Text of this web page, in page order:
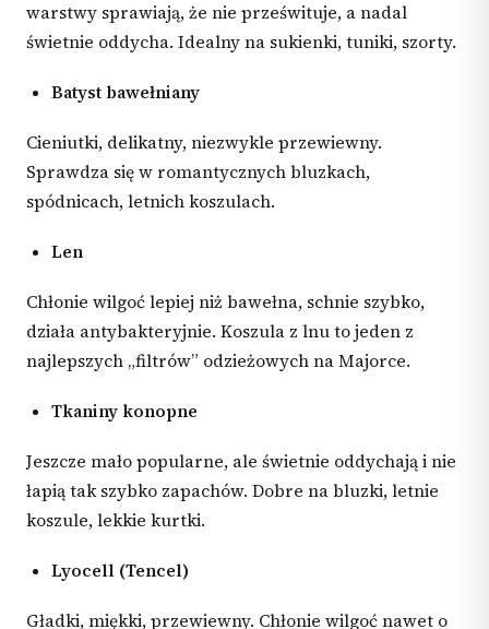
warstwy sprawiają, że nie prześwituje, a nadal
świetnie oddycha. Idealny na sukienki, tuniki, szorty.
Batyst bawełniany
Cieniutki, delikatny, niezwykle przewiewny.
Sprawdza się w romantycznych bluzkach,
spódnicach, letnich koszulach.
Len
Chłonie wilgoć lepiej niż bawełna, schnie szybko,
działa antybakteryjnie. Koszula z lnu to jeden z
najlepszych „filtrów” odzieżowych na Majorce.
Tkaniny konopne
Jeszcze mało popularne, ale świetnie oddychają i nie
łapią tak szybko zapachów. Dobre na bluzki, letnie
koszule, lekkie kurtki.
Lyocell (Tencel)
Gładki, miękki, przewiewny. Chłonie wilgoć nawet o